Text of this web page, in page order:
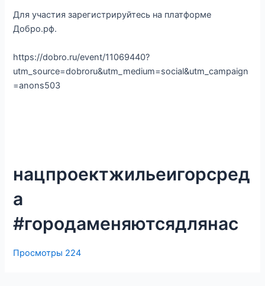
Для участия зарегистрируйтесь на платформе
Добро.рф. ⁣⁣⠀
https://dobro.ru/event/11069440?
utm_source=dobroru&utm_medium=social&utm_campaign
=anons503⁣⁣⠀
нацпроектжильеигорсред
а
#городаменяютсядлянас
Просмотры 224